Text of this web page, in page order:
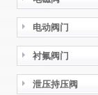
电动阀门
衬氟阀门
泄压持压阀